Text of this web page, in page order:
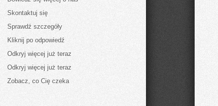
Skontaktuj się
Sprawdź szczegóły
Kliknij po odpowiedź
Odkryj więcej już teraz
Odkryj więcej już teraz
Zobacz, co Cię czeka